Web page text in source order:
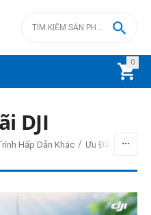
0


DJI
Hấp Dẫn Khác / Ưu Đãi Action